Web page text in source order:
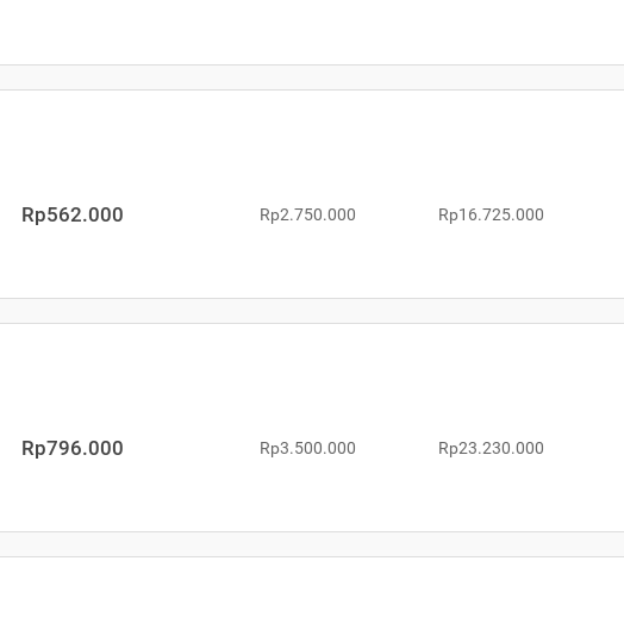
Rp562.000 Rp2.750.000 Rp16.725.000
Rp796.000 Rp3.500.000 Rp23.230.000